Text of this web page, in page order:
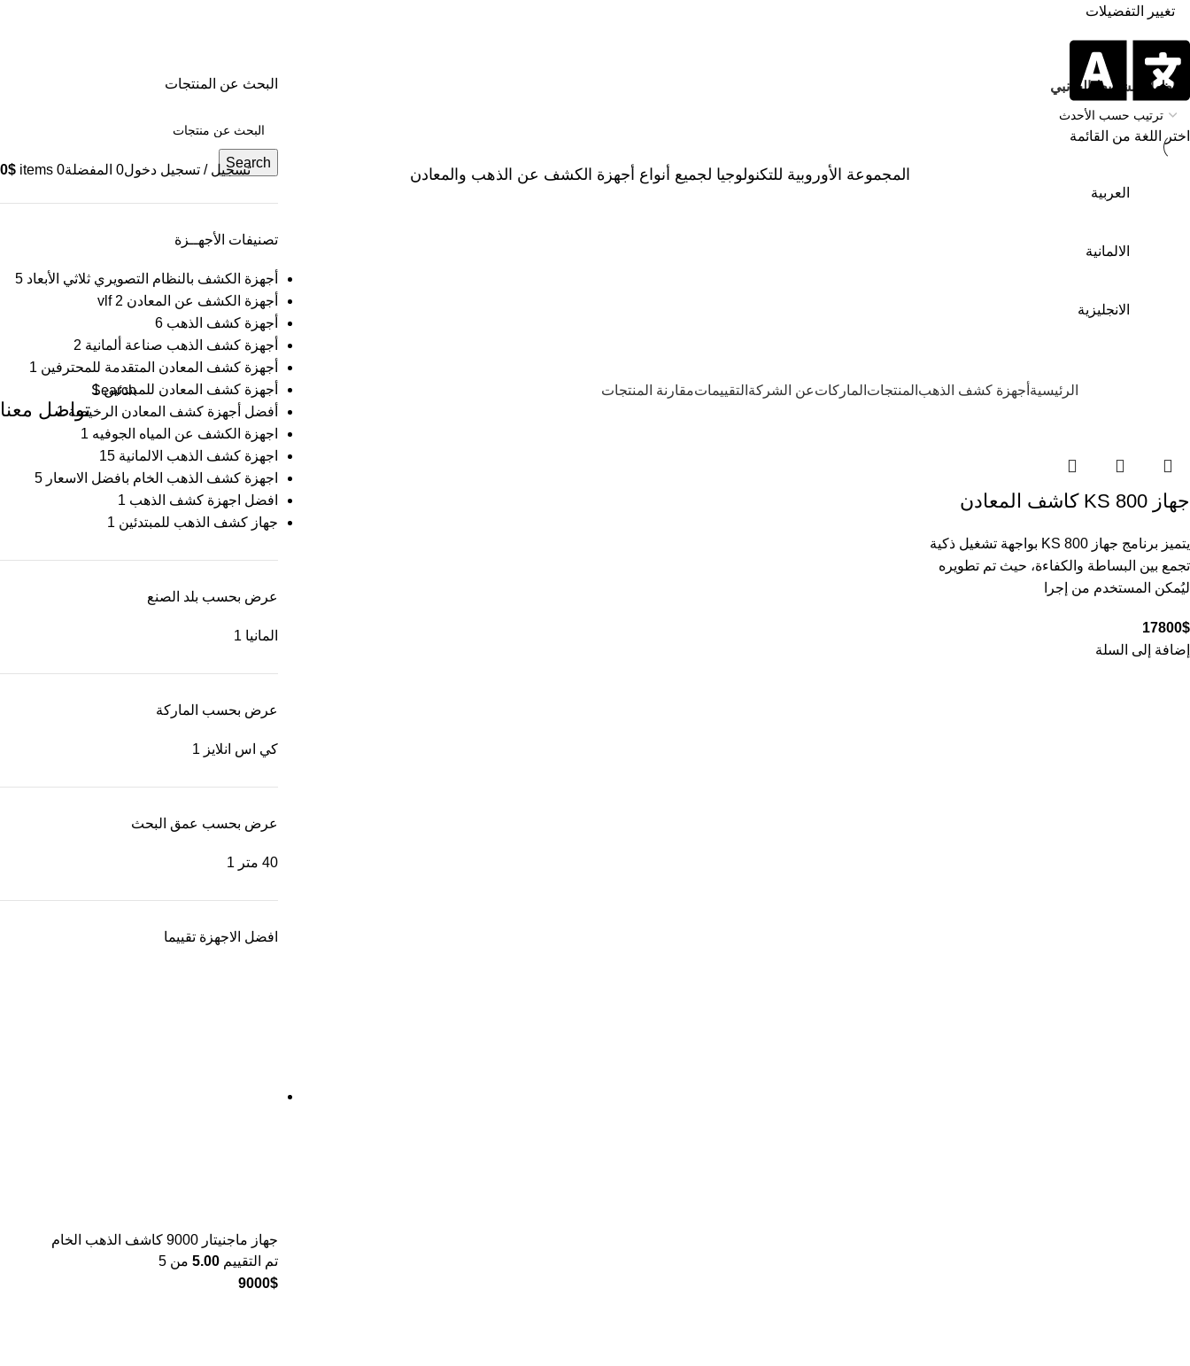
تغيير التفضيلات
اختر اللغة من القائمة
العربية
الالمانية
الانجليزية
المجموعة الأوروبية للتكنولوجيا لجميع أنواع أجهزة الكشف عن الذهب والمعادن تسجيل / تسجيل دخول0 المفضلة0
items
0$
الرئيسية أجهزة كشف الذهب المنتجات الماركاتعن الشركة التقييماتمقارنة المنتجات Search
تواصل معنا
جهاز KS 800 كاشف المعادن
الرئيسية
المنتج
إظهار الشريط الجانبي
جهاز KS 800 كاشف المعادن
يتميز برنامج جهاز KS 800 بواجهة تشغيل ذكية
تجمع بين البساطة والكفاءة، حيث تم تطويره
ليُمكن المستخدم من إجرا
17800$
إضافة إلى السلة
البحث عن المنتجات
Search
تصنيفات الأجهــزة
أجهزة الكشف بالنظام التصويري ثلاثي الأبعاد 5
أجهزة الكشف عن المعادن vlf 2
أجهزة كشف الذهب 6
أجهزة كشف الذهب صناعة ألمانية 2
أجهزة كشف المعادن المتقدمة للمحترفين 1
أجهزة كشف المعادن للمبتدئين 1
أفضل أجهزة كشف المعادن الرخيصة 1
اجهزة الكشف عن المياه الجوفيه 1
اجهزة كشف الذهب الالمانية 15
اجهزة كشف الذهب الخام بافضل الاسعار 5
افضل اجهزة كشف الذهب 1
جهاز كشف الذهب للمبتدئين 1
عرض بحسب بلد الصنع
المانيا 1
عرض بحسب الماركة
كي اس انلايز 1
عرض بحسب عمق البحث
40 متر 1
افضل الاجهزة تقييما
جهاز ماجنيتار 9000 كاشف الذهب الخام
تم التقييم5.00 من 5
9000$